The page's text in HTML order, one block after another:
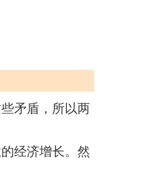
矛盾，所以两
经济增长。然